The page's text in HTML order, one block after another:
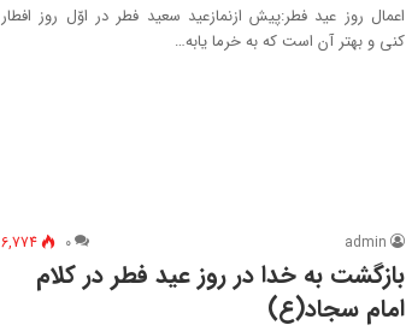
اعمال روز عید فطر:پیش ازنمازعید سعید فطر در اوّل روز افطار
کنی و بهتر آن است که به خرما یابه…
admin ۰ 6,774
بازگشت به خدا در روز عید فطر در کلام
امام سجاد(ع)